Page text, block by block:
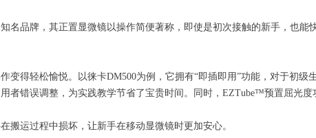
品牌，其正置显微镜以操作简便著称，即使是初次接触的新手，也能
得轻松愉悦。以徕卡DM500为例，它拥有“即插即用”功能，对于初级
者错误调整，为实践教学节省了宝贵时间。同时，EZTube™预置屈光
运过程中损坏，让新手在移动显微镜时更加安心。